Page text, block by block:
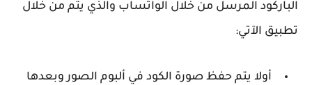
الباركود المرسل من خلال الواتساب والذي يتم من خلال
تطبيق الآتي:
أولا يتم حفظ صورة الكود في ألبوم الصور وبعدها